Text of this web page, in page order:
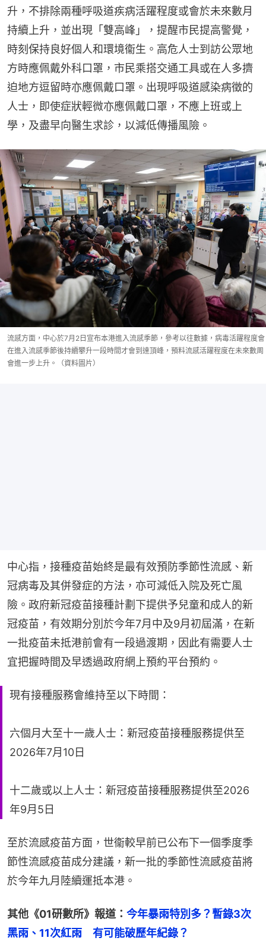
升，不排除兩種呼吸道疾病活躍程度或會於未來數月
持續上升，並出現「雙高峰」，提醒市民提高警覺，
時刻保持良好個人和環境衞生。高危人士到訪公眾地
方時應佩戴外科口罩，市民乘搭交通工具或在人多擠
迫地方逗留時亦應佩戴口罩。出現呼吸道感染病徵的
人士，即使症狀輕微亦應佩戴口罩，不應上班或上
學，及盡早向醫生求診，以減低傳播風險。
流感方面，中心於7月2日宣布本港進入流感季節，參考以往數據，病毒活躍程度會
在進入流感季節後持續攀升一段時間才會到達頂峰，預料流感活躍程度在未來數周
會進一步上升。（資料圖片）
中心指，接種疫苗始終是最有效預防季節性流感、新
冠病毒及其併發症的方法，亦可減低入院及死亡風
險。政府新冠疫苗接種計劃下提供予兒童和成人的新
冠疫苗，有效期分別於今年7月中及9月初屆滿，在新
一批疫苗未抵港前會有一段過渡期，因此有需要人士
宜把握時間及早透過政府網上預約平台預約。
現有接種服務會維持至以下時間：
六個月大至十一歲人士：新冠疫苗接種服務提供至
2026年7月10日
十二歲或以上人士：新冠疫苗接種服務提供至2026
年9月5日
至於流感疫苗方面，世衞較早前已公布下一個季度季
節性流感疫苗成分建議，新一批的季節性流感疫苗將
於今年九月陸續運抵本港。
其他《01研數所》報道： 今年暴雨特別多？暫錄3次
黑雨、11次紅雨　有可能破歷年紀錄？